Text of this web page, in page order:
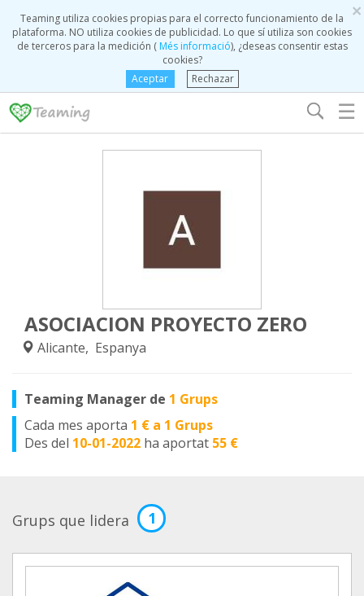
×
Teaming utiliza cookies propias para el correcto funcionamiento de la
plataforma. NO utiliza cookies de publicidad. Lo que sí utiliza son cookies
de terceros para la medición (Més informació), ¿deseas consentir estas
cookies?
Aceptar
Rechazar
☰
ASOCIACION PROYECTO ZERO
Alicante, Espanya
Teaming Manager de 1 Grups
Cada mes aporta 1 € a 1 Grups
Des del 10-01-2022 ha aportat 55 €
Grups que lidera 1